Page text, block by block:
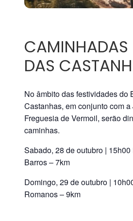
CAMINHADAS
DAS
No âmbito das festividades do
Castanhas, em conjunto com a
Freguesia de Vermoil, serão
caminhas.
Sabado, 28 de outubro |
Barros – 7km
Domingo, 29 de outubro |
Romanos – 9km